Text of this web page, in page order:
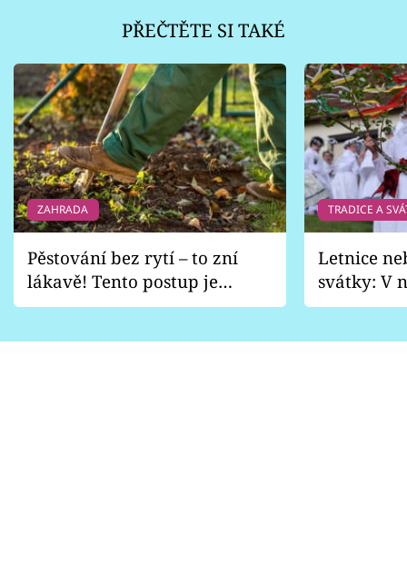
PŘEČTĚTE SI TAKÉ
ZAHRADA
Pěstování bez rytí – to zní
lákavě! Tento postup je
vhodný jen pro některé
TRADICE A
Letnice
svátky: V
pondělí